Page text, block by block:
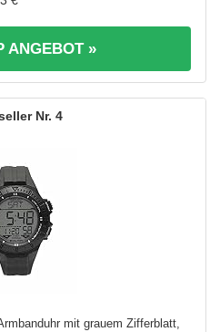
ANGEBOT »
4
mit grauem Zifferblatt,